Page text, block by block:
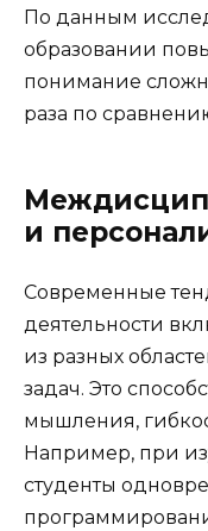
По данным
образовании
понимание
раза по
и
Современные
деятельности
из разных
задач. Это
мышления,
Например, при
студенты